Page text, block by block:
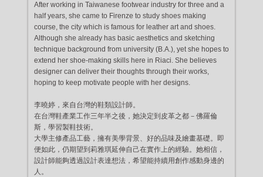
After working in Taiwanese footwear industry for three and a
half years, she came to Firenze to study shoes making
course, the city which is famous for leather art and shoes.
Although she already has basic aesthetics and sketching
technique background from university (B.A.), yet she hopes to
extend her shoe-making skills here in Riaci. She believes
designer can deliver their thoughts through their works,
hoping to keep motivate people with her designs.
李曉婷，來自台灣的鞋類設計師。
在台灣鞋產業工作三年半之後，她決定到皮革之都－佛羅倫
斯，學習製鞋技術。
大學主修產品工藝，擁有美學背景、好的品味及繪畫基礎。即
便如此，仍期望到莉雅琪延伸自己在實作上的經驗。她相信，
設計師能夠透過設計表達想法，希望能持續用創作感動身邊的
人。